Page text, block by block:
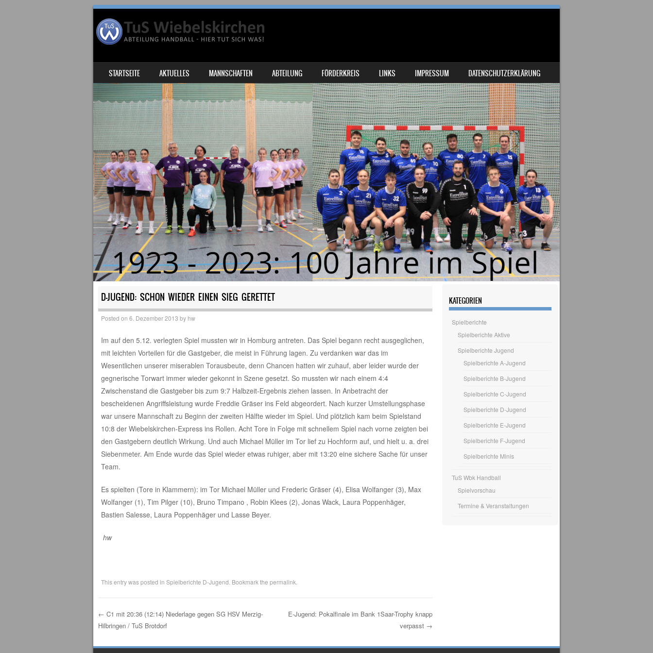
MENU
SKIP TO CONTENT
STARTSEITE AKTUELLES MANNSCHAFTEN ABTEILUNG FÖRDERKREIS LINKS IMPRESSUM DATENSCHUTZERKLÄRUNG
D-JUGEND: SCHON WIEDER EINEN SIEG GERETTET
Posted on 6. Dezember 2013 by hw
Im auf den 5.12. verlegten Spiel mussten wir in Homburg antreten. Das Spiel begann recht ausgeglichen,
mit leichten Vorteilen für die Gastgeber, die meist in Führung lagen. Zu verdanken war das im
Wesentlichen unserer miserablen Torausbeute, denn Chancen hatten wir zuhauf, aber leider wurde der
gegnerische Torwart immer wieder gekonnt in Szene gesetzt. So mussten wir nach einem 4:4
Zwischenstand die Gastgeber bis zum 9:7 Halbzeit-Ergebnis ziehen lassen. In Anbetracht der
bescheidenen Angriffsleistung wurde Freddie Gräser ins Feld abgeordert. Nach kurzer Umstellungsphase
war unsere Mannschaft zu Beginn der zweiten Hälfte wieder im Spiel. Und plötzlich kam beim Spielstand
10:8 der Wiebelskirchen-Express ins Rollen. Acht Tore in Folge mit schnellem Spiel nach vorne zeigten bei
den Gastgebern deutlich Wirkung. Und auch Michael Müller im Tor lief zu Hochform auf, und hielt u. a. drei
Siebenmeter. Am Ende wurde das Spiel wieder etwas ruhiger, aber mit 13:20 eine sichere Sache für unser
Team.
Es spielten (Tore in Klammern): im Tor Michael Müller und Frederic Gräser (4), Elisa Wolfanger (3), Max
Wolfanger (1), Tim Pilger (10), Bruno Timpano , Robin Klees (2), Jonas Wack, Laura Poppenhäger,
Bastien Salesse, Laura Poppenhäger und Lasse Beyer.
hw
This entry was posted in Spielberichte D-Jugend . Bookmark the permalink
Post navigation
← C1 mit 20:36 (12:14) Niederlage gegen SG HSV Merzig-
Hilbringen / TuS Brotdorf
E-Jugend: Pokalfinale im Bank 1Saar-Trophy knapp
verpasst →
KATEGORIEN
Spielberichte
Spielberichte Aktive
Spielberichte Jugend
Spielberichte A-Jugend
Spielberichte B-Jugend
Spielberichte C-Jugend
Spielberichte D-Jugend
Spielberichte E-Jugend
Spielberichte F-Jugend
Spielberichte Minis
TuS Wbk Handball
Spielvorschau
Termine & Veranstaltungen